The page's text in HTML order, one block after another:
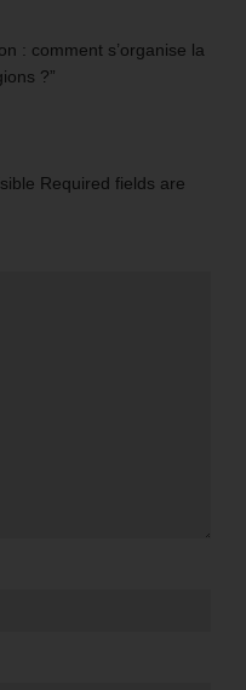
: comment s’organise la
?”
Required fields are